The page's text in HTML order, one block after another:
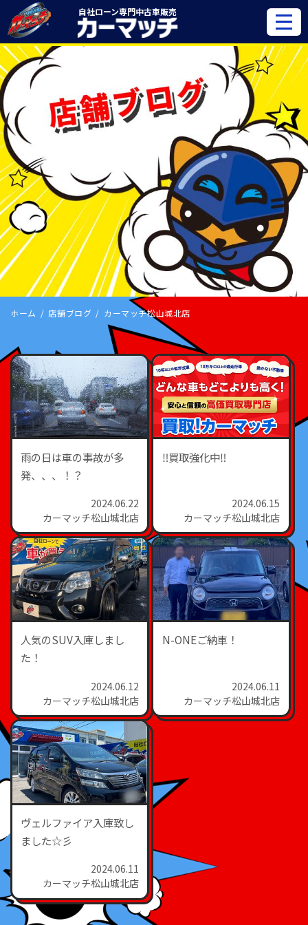
自社ローン専門中古車販売
ホーム 店舗ブログ カーマッチ松山城北店
雨の日は車の事故が多
発、、、！？
2024.06.22
カーマッチ松山城北店
‼買取強化中‼
2024.06.15
カーマッチ松山城北店
人気のSUV入庫しまし
た！
2024.06.12
カーマッチ松山城北店
N-ONEご納車！
2024.06.11
カーマッチ松山城北店
ヴェルファイア入庫致し
ました☆彡
2024.06.11
カーマッチ松山城北店